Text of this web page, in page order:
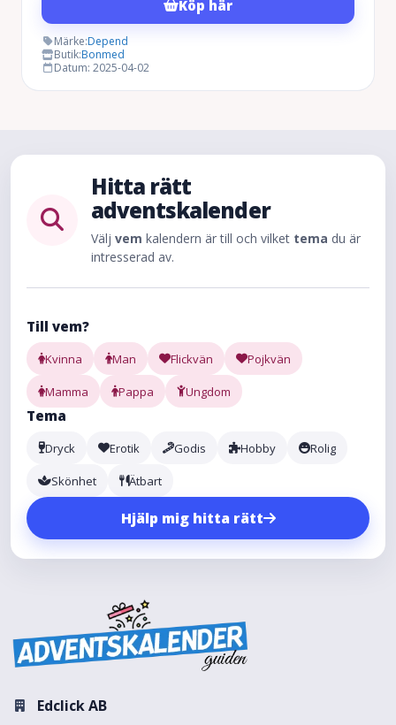
priset
Köp här
Märke:Depend
Butik:Bonmed
Datum: 2025-04-02
Hitta rätt
adventskalender
Välj vem kalendern är till och vilket tema du är
intresserad av.
Till vem?
Kvinna Man Flickvän Pojkvän
Mamma Pappa Ungdom
Tema
Dryck Erotik Godis Hobby Rolig
Skönhet Ätbart
Hjälp mig hitta rätt
Edclick AB